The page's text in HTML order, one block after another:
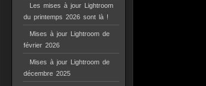
Les mises à jour Lightroom
du printemps 2026 sont là !
Mises à jour Lightroom de
février 2026
Mises à jour Lightroom de
décembre 2025